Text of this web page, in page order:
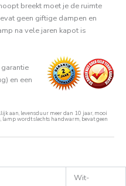
breekt moet je de ruimte
geen giftige dampen en
na vele jaren kapot is
en een
aan, levensduur meer dan 10 jaar, mooi
wordt slechts handwarm, bevat geen
Wit-